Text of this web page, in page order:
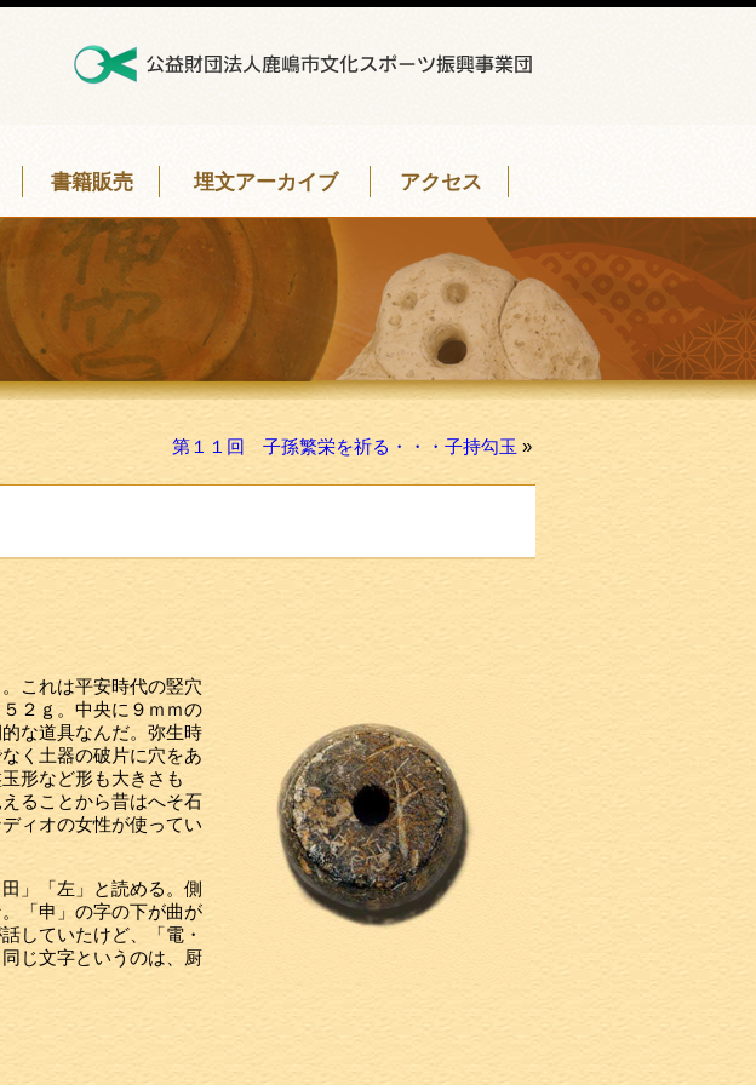
書籍販売 埋文アーカイブ アクセス
第１１回 子孫繁栄を祈る・・・子持勾玉 »
これは平安時代の竪穴
２ｇ。中央に９ｍｍの
な道具なんだ。弥生時
く土器の破片に穴をあ
形など形も大きさも
ることから昔はへそ石
ィオの女性が使ってい
」「左」と読める。側
「申」の字の下が曲が
していたけど、「電・
じ文字というのは、厨